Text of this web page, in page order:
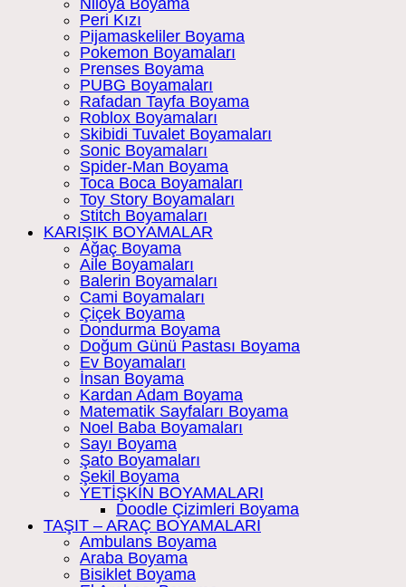
Niloya Boyama
Peri Kızı
Pijamaskeliler Boyama
Pokemon Boyamaları
Prenses Boyama
PUBG Boyamaları
Rafadan Tayfa Boyama
Roblox Boyamaları
Skibidi Tuvalet Boyamaları
Sonic Boyamaları
Spider-Man Boyama
Toca Boca Boyamaları
Toy Story Boyamaları
Stitch Boyamaları
KARIŞIK BOYAMALAR
Ağaç Boyama
Aile Boyamaları
Balerin Boyamaları
Cami Boyamaları
Çiçek Boyama
Dondurma Boyama
Doğum Günü Pastası Boyama
Ev Boyamaları
İnsan Boyama
Kardan Adam Boyama
Matematik Sayfaları Boyama
Noel Baba Boyamaları
Sayı Boyama
Şato Boyamaları
Şekil Boyama
YETİŞKİN BOYAMALARI
Doodle Çizimleri Boyama
TAŞIT – ARAÇ BOYAMALARI
Ambulans Boyama
Araba Boyama
Bisiklet Boyama